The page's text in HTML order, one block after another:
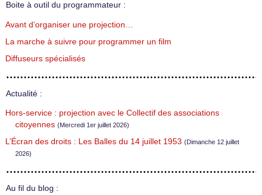
Boite à outil du programmateur :
Avant d’organiser une projection…
La marche à suivre pour programmer un film
Diffuseurs spécialisés
Actualité :
Hors-service : projection avec le Collectif des associations
citoyennes (Mercredi 1er juillet 2026)
L’Écran des droits : Les Balles du 14 juillet 1953 (Dimanche 12 juillet
2026)
Au fil du blog :